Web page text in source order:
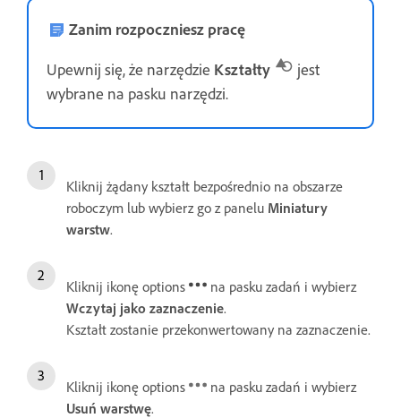
Zanim rozpoczniesz pracę
Upewnij się, że narzędzie Kształty
jest
wybrane na pasku narzędzi.
Kliknij żądany kształt bezpośrednio na obszarze
roboczym lub wybierz go z panelu Miniatury
warstw.
Kliknij ikonę options
na pasku zadań i wybierz
Wczytaj jako zaznaczenie.
Kształt zostanie przekonwertowany na zaznaczenie.
Kliknij ikonę options
na pasku zadań i wybierz
Usuń warstwę.